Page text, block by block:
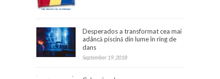
Desperados a transformat cea mai
adâncă piscină din lume în ring de
dans
September 19, 2018